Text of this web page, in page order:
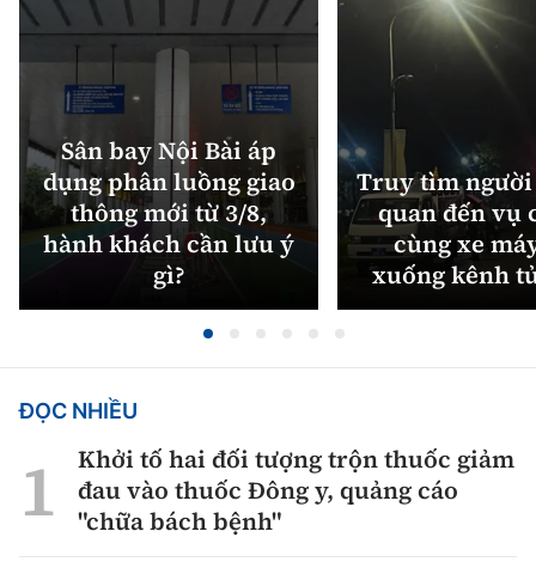
Sân bay Nội Bài áp
dụng phân luồng giao
thông mới từ 3/8,
hành khách cần lưu ý
gì?
Truy tìm
quan đến vụ
cùng xe
xuống kênh
ĐỌC NHIỀU
Khởi tố hai đối tượng trộn thuốc giảm
đau vào thuốc Đông y, quảng cáo
"chữa bách bệnh"